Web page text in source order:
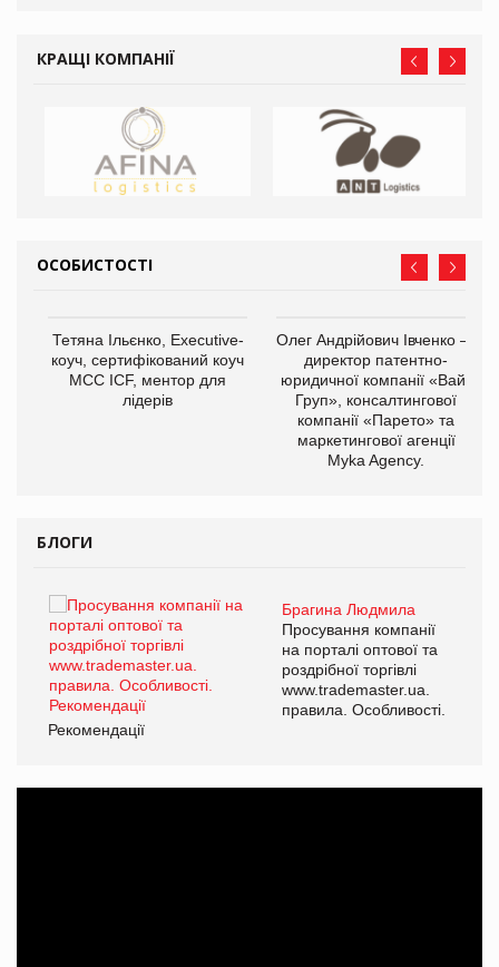
КРАЩІ КОМПАНІЇ
ОСОБИСТОСТІ
Тетяна Ільєнко, Executive-
коуч, сертифікований коуч
МСС ICF, ментор для
лідерів
Олег Андрійович Івченко —
директор патентно-
юридичної компанії «Вайз
Груп», консалтингової
компанії «Парето» та
маркетингової агенції
Myka Agency.
БЛОГИ
Брагина Людмила
Просування компанії
на порталі оптової та
роздрібної торгівлі
www.trademaster.ua.
правила. Особливості.
Рекомендації